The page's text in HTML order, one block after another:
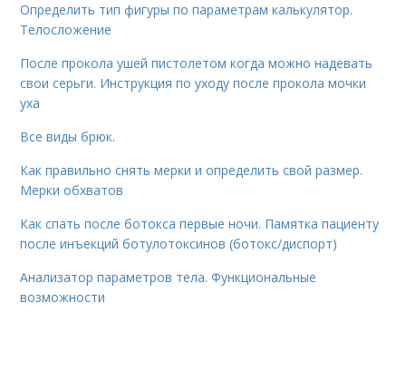
Определить тип фигуры по параметрам калькулятор.
Телосложение
После прокола ушей пистолетом когда можно надевать
свои серьги. Инструкция по уходу после прокола мочки
уха
Все виды брюк.
Как правильно снять мерки и определить свой размер.
Мерки обхватов
Как спать после ботокса первые ночи. Памятка пациенту
после инъекций ботулотоксинов (ботокс/диспорт)
Анализатор параметров тела. Функциональные
возможности